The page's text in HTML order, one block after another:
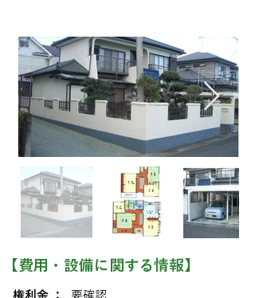
​【費用・設備に関する情報】
権利金 ： 要確認